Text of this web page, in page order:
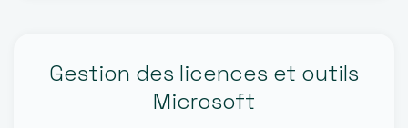
Gestion des licences et outils
Microsoft